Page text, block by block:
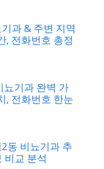
과 & 주변 지역
, 전화번호 총정
뇨기과 완벽 가
, 전화번호 한눈
동 비뇨기과 추
비교 분석